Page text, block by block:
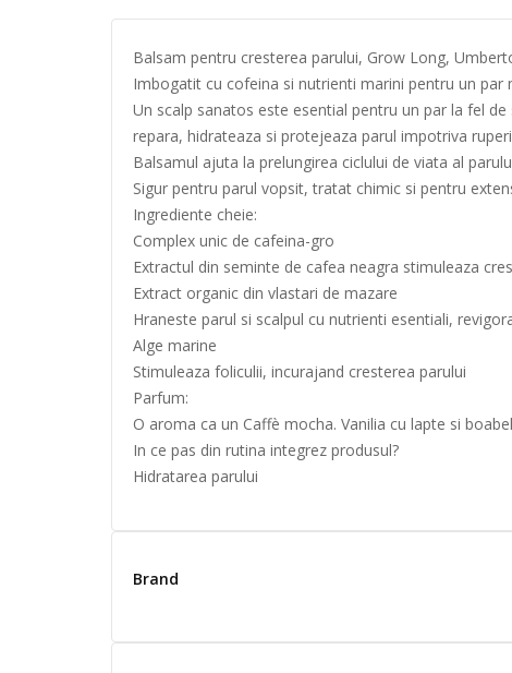
Balsam pentru cresterea parului, Grow Long,
Imbogatit cu cofeina si nutrienti marini pentru un
Un scalp sanatos este esential pentru un par la fel
repara, hidrateaza si protejeaza parul impotriva
Balsamul ajuta la prelungirea ciclului de viata al
Sigur pentru parul vopsit, tratat chimic si pentru
Ingrediente cheie:
Complex unic de cafeina-gro
Extractul din seminte de cafea neagra stimuleaza
Extract organic din vlastari de mazare
Hraneste parul si scalpul cu nutrienti esentiali,
Alge marine
Stimuleaza foliculii, incurajand cresterea parului
Parfum:
O aroma ca un Caffè mocha. Vanilia cu lapte si
In ce pas din rutina integrez produsul?
Hidratarea parului
Brand